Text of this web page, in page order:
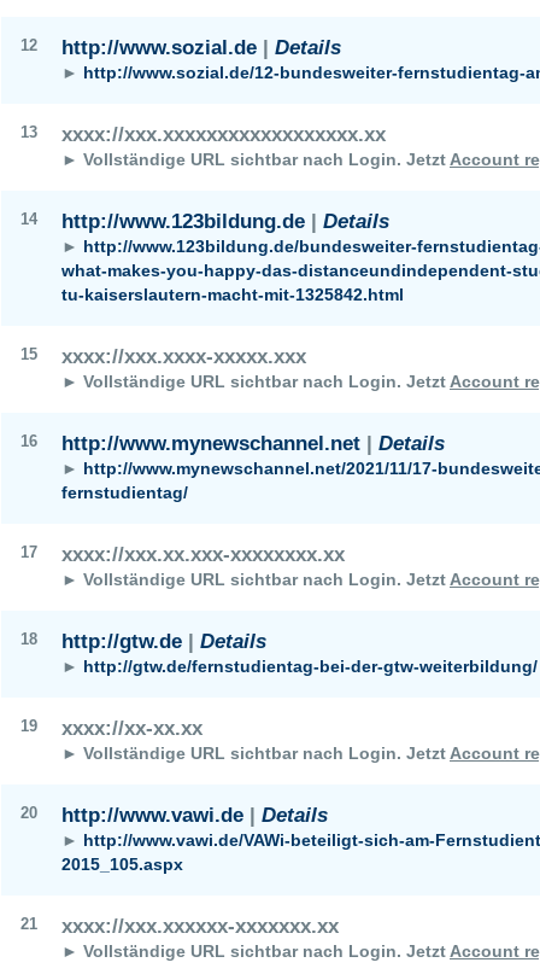
12 http://www.sozial.de | Details
► http://www.sozial.de/12-bundesweiter-fernstudientag-
13 xxxx://xxx.xxxxxxxxxxxxxxxxxx.xx
► Vollständige URL sichtbar nach Login. Jetzt Account
14 http://www.123bildung.de | Details
► http://www.123bildung.de/bundesweiter-
what-makes-you-happy-das-distanceundindependent-
tu-kaiserslautern-macht-mit-1325842.html
15 xxxx://xxx.xxxx-xxxxx.xxx
► Vollständige URL sichtbar nach Login. Jetzt Account
16 http://www.mynewschannel.net | Details
► http://www.mynewschannel.net/2021/11/17-
fernstudientag/
17 xxxx://xxx.xx.xxx-xxxxxxxx.xx
► Vollständige URL sichtbar nach Login. Jetzt Account
18 http://gtw.de | Details
► http://gtw.de/fernstudientag-bei-der-gtw-weiterbildung/
19 xxxx://xx-xx.xx
► Vollständige URL sichtbar nach Login. Jetzt Account
20 http://www.vawi.de | Details
► http://www.vawi.de/VAWi-beteiligt-sich-am-
2015_105.aspx
21 xxxx://xxx.xxxxxx-xxxxxxx.xx
► Vollständige URL sichtbar nach Login. Jetzt Account